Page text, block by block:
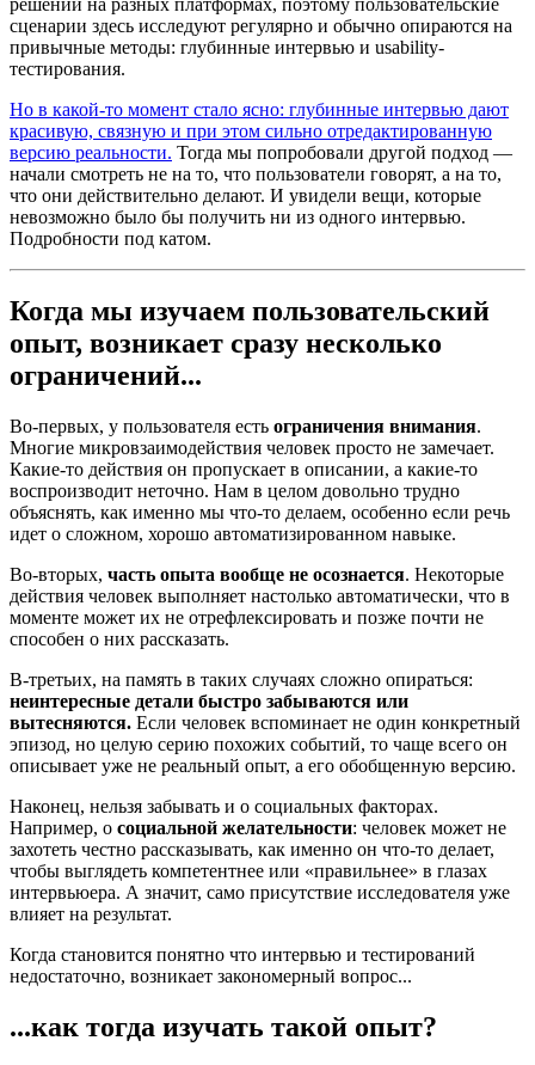
сценарии здесь исследуют регулярно и обычно опираются на
привычные методы: глубинные интервью и usability-
тестирования.
Но в какой-то момент стало ясно: глубинные интервью дают
красивую, связную и при этом сильно отредактированную
версию реальности. Тогда мы попробовали другой подход —
начали смотреть не на то, что пользователи говорят, а на то,
что они действительно делают. И увидели вещи, которые
невозможно было бы получить ни из одного интервью.
Подробности под катом.
Когда мы изучаем пользовательский
опыт, возникает сразу несколько
ограничений...
Во-первых, у пользователя есть ограничения внимания.
Многие микровзаимодействия человек просто не замечает.
Какие-то действия он пропускает в описании, а какие-то
воспроизводит неточно. Нам в целом довольно трудно
объяснять, как именно мы что-то делаем, особенно если речь
идет о сложном, хорошо автоматизированном навыке.
Во-вторых, часть опыта вообще не осознается. Некоторые
действия человек выполняет настолько автоматически, что в
моменте может их не отрефлексировать и позже почти не
способен о них рассказать.
В-третьих, на память в таких случаях сложно опираться:
неинтересные детали быстро забываются или
вытесняются. Если человек вспоминает не один конкретный
эпизод, но целую серию похожих событий, то чаще всего он
описывает уже не реальный опыт, а его обобщенную версию.
Наконец, нельзя забывать и о социальных факторах.
Например, о социальной желательности: человек может не
захотеть честно рассказывать, как именно он что-то делает,
чтобы выглядеть компетентнее или «правильнее» в глазах
интервьюера. А значит, само присутствие исследователя уже
влияет на результат.
Когда становится понятно что интервью и тестирований
недостаточно, возникает закономерный вопрос...
...как тогда изучать такой опыт?